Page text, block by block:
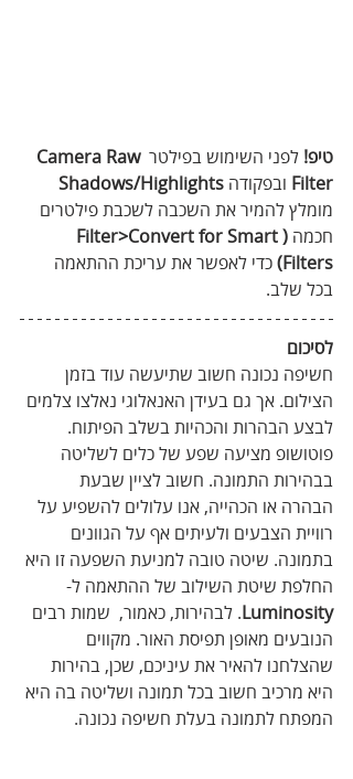
טיפ! לפני השימוש בפילטר Camera Raw
Filter ובפקודה Shadows/Highlights
מומלץ להמיר את השכבה לשכבת פילטרים
חכמה
(Filter>Convert for Smart
Filters) כדי לאפשר את עריכת ההתאמה
בכל שלב.
לסיכום
חשיפה נכונה חשוב שתיעשה עוד בזמן
הצילום. אך גם בעידן האנאלוגי נאלצו צלמים
לבצע הבהרות והכהיות בשלב הפיתוח.
פוטושופ מציעה שפע של כלים לשליטה
בבהירות התמונה. חשוב לציין שבעת
הבהרה או הכהייה, אנו עלולים להשפיע על
רוויית הצבעים ולעיתים אף על הגוונים
בתמונה. שיטה טובה למניעת השפעה זו היא
החלפת שיטת השילוב של ההתאמה ל-
Luminosity. לבהירות, כאמור,  שמות רבים
הנובעים מאופן תפיסת האור. מקווים
שהצלחנו להאיר את עיניכם, שכן, בהירות
היא מרכיב חשוב בכל תמונה ושליטה בה היא
המפתח לתמונה בעלת חשיפה נכונה.